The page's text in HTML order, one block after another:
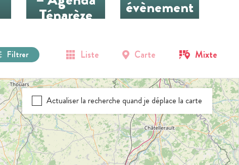
Ténarèze évènement
Filtrer Liste Carte Mixte
Actualiser la recherche quand je déplace la carte